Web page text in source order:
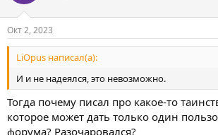
Окт 2, 2023
LiOpus написал(а):
И и не надеялся, это невозможно.
Тогда почему писал про какое-то
которое может дать только один
форума? Разочаровался?